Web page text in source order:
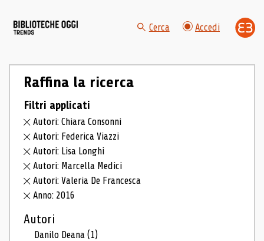
Cerca Accedi
Raffina la ricerca
Filtri applicati
Autori: Chiara Consonni
Autori: Federica Viazzi
Autori: Lisa Longhi
Autori: Marcella Medici
Autori: Valeria De Francesca
Anno: 2016
Autori
Danilo Deana(1)